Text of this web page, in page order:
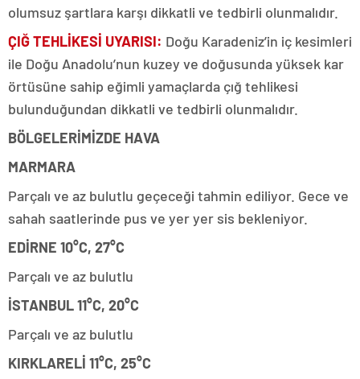
olumsuz şartlara karşı dikkatli ve tedbirli olunmalıdır.
ÇIĞ TEHLİKESİ UYARISI: Doğu Karadeniz’in iç kesimleri
ile Doğu Anadolu’nun kuzey ve doğusunda yüksek kar
örtüsüne sahip eğimli yamaçlarda çığ tehlikesi
bulunduğundan dikkatli ve tedbirli olunmalıdır.
BÖLGELERİMİZDE HAVA
MARMARA
Parçalı ve az bulutlu geçeceği tahmin ediliyor. Gece ve
sahah saatlerinde pus ve yer yer sis bekleniyor.
EDİRNE 10°C, 27°C
Parçalı ve az bulutlu
İSTANBUL 11°C, 20°C
Parçalı ve az bulutlu
KIRKLARELİ 11°C, 25°C